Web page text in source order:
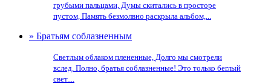
грубыми пальцами, Думы скитались в просторе
пустом, Память безмолвно раскрыла альбом,...
» Братьям соблазненным
Светлым облаком плененные, Долго мы смотрели
вслед. Полно, братья соблазненные! Это только беглый
свет....